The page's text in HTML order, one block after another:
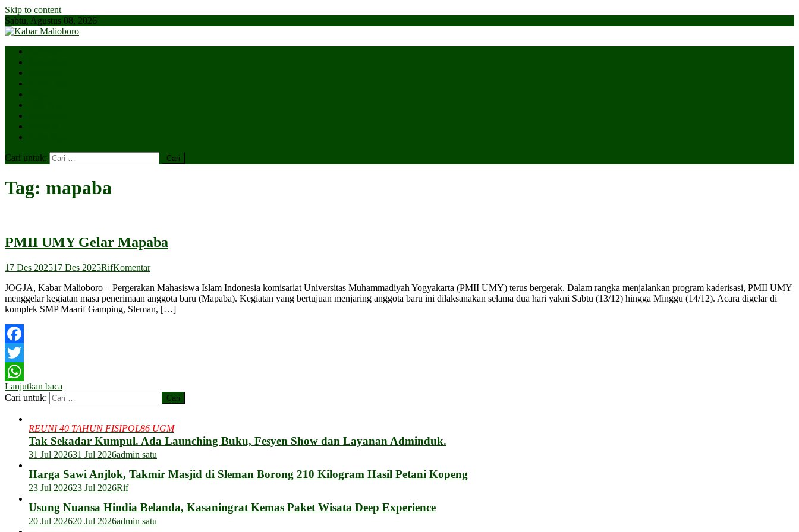
Skip to content
Sabtu, Agustus 08, 2026
Cari untuk:
Tag: mapaba
PMII UMY Gelar Mapaba
17 Des 202517 Des 2025RifKomentar
JOGJA, Kabar Malioboro – Pergerakan Mahasiswa Islam Indonesia komisariat Universitas Muhammadiyah Yogyakarta (PMII UMY) terus bergerak. Dalam rangka menjalankan program kaderisasi, PMII UMY
menggelar kegiatan masa penerimaan anggota baru (Mapaba). Kegiatan yang bertujuan menjaring anggota baru ini dilaksanakan selama dua hari yakni Sabtu (13/12) hingga Minggu (14/12). Acara digelar di
komplek SMP Maarif Gamping, Sleman, […]
Facebook
Twitter
WhatsApp
Lanjutkan baca
Cari untuk:
REUNI 40 TAHUN FISIPOL86 UGM
Tak Sekadar Kumpul. Ada Launching Buku, Fesyen Show dan Layanan Adminduk.
31 Jul 202631 Jul 2026admin satu
Harga Sawi Anjlok, Takmir Masjid di Sleman Borong 210 Kilogram Hasil Petani Kopeng
23 Jul 202623 Jul 2026Rif
Usung Nuansa Hindia Belanda, Kasaningrat Kemas Paket Wisata Deep Experience
20 Jul 202620 Jul 2026admin satu